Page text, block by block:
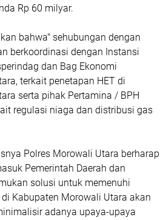
Rp 60 milyar.
bahwa" sehubungan dengan
berkoordinasi dengan Instansi
dan Bag Ekonomi
terkait penetapan HET di
serta pihak Pertamina / BPH
regulasi niaga dan distribusi gas
Polres Morowali Utara berharap
Pemerintah Daerah dan
solusi untuk memenuhi
Kabupaten Morowali Utara akan
adanya upaya-upaya